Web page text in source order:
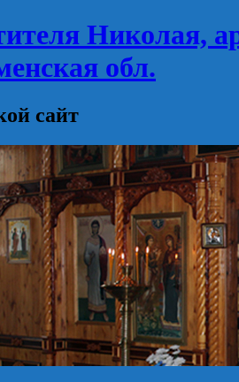
Николая,
обл.
сайт